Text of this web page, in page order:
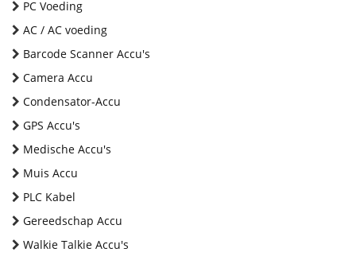
PC Voeding
AC / AC voeding
Barcode Scanner Accu's
Camera Accu
Condensator-Accu
GPS Accu's
Medische Accu's
Muis Accu
PLC Kabel
Gereedschap Accu
Walkie Talkie Accu's